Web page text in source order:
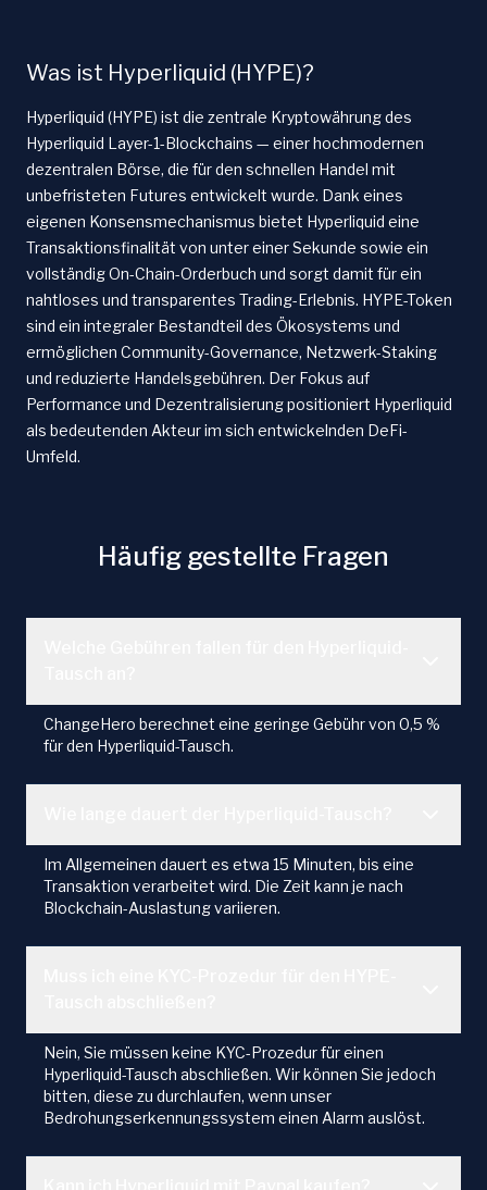
Was ist Hyperliquid (HYPE)?
Hyperliquid (HYPE) ist die zentrale Kryptowährung des
Hyperliquid Layer-1-Blockchains — einer hochmodernen
dezentralen Börse, die für den schnellen Handel mit
unbefristeten Futures entwickelt wurde. Dank eines
eigenen Konsensmechanismus bietet Hyperliquid eine
Transaktionsfinalität von unter einer Sekunde sowie ein
vollständig On-Chain-Orderbuch und sorgt damit für ein
nahtloses und transparentes Trading-Erlebnis. HYPE-Token
sind ein integraler Bestandteil des Ökosystems und
ermöglichen Community-Governance, Netzwerk-Staking
und reduzierte Handelsgebühren. Der Fokus auf
Performance und Dezentralisierung positioniert Hyperliquid
als bedeutenden Akteur im sich entwickelnden DeFi-
Umfeld.
Häufig gestellte Fragen
ChangeHero berechnet eine geringe Gebühr von 0,5 %
für den Hyperliquid-Tausch.
Im Allgemeinen dauert es etwa 15 Minuten, bis eine
Transaktion verarbeitet wird. Die Zeit kann je nach
Blockchain-Auslastung variieren.
Nein, Sie müssen keine KYC-Prozedur für einen
Hyperliquid-Tausch abschließen. Wir können Sie jedoch
bitten, diese zu durchlaufen, wenn unser
Bedrohungserkennungssystem einen Alarm auslöst.